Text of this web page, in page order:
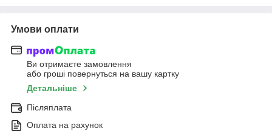
Умови оплати
Ви отримаєте замовлення
або гроші повернуться на вашу картку
Детальніше
Післяплата
Оплата на рахунок